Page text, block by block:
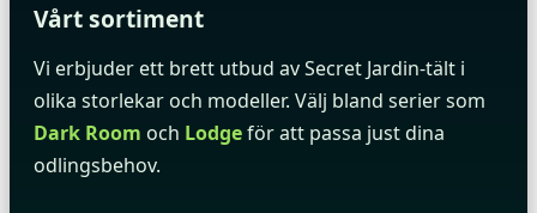
Vårt sortiment
Vi erbjuder ett brett utbud av Secret Jardin-tält i
olika storlekar och modeller. Välj bland serier som
Dark Room och Lodgeför att passa just dina
odlingsbehov.